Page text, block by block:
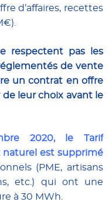
d’affaires, recettes
respectent pas les
de vente
un contrat en offre
leur choix avant le
2020, le Tarif
naturel est supprimé
(PME, artisans
etc.) qui ont une
à 30 MWh.